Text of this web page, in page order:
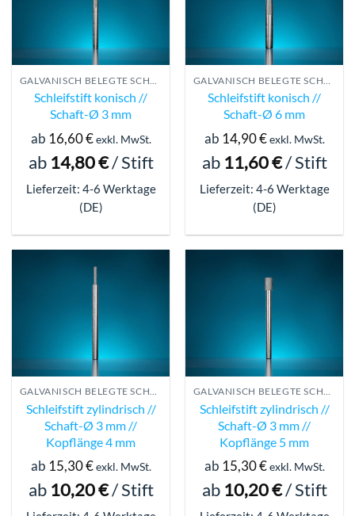
GALVANISCH BELEGTE SCHLEIFSTIFTE
Schleifstift konisch //
Schaft-Ø 3 mm
ab 16,60€ exkl. MwSt.
ab 14,80€/Stift
Lieferzeit: 4-6 Werktage
(DE)
GALVANISCH BELEGTE SCHLEIFSTIFTE
Schleifstift konisch //
Schaft-Ø 6 mm
ab 14,90€ exkl. MwSt.
ab 11,60€/Stift
Lieferzeit: 4-6 Werktage
(DE)
GALVANISCH BELEGTE SCHLEIFSTIFTE
Schleifstift zylindrisch //
Schaft-Ø 3 mm //
Kopflänge 4 mm
ab 15,30€ exkl. MwSt.
ab 10,20€/Stift
GALVANISCH BELEGTE SCHLEIFSTIFTE
Schleifstift zylindrisch //
Schaft-Ø 3 mm //
Kopflänge 5 mm
ab 15,30€ exkl. MwSt.
ab 10,20€/Stift